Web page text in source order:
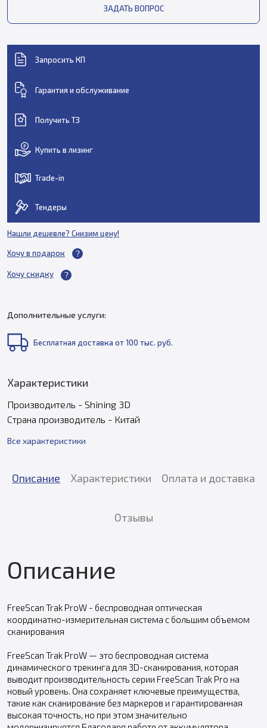
ЗАДАТЬ ВОПРОС
Запросить КП
Гарантия и обслуживание
Получить ТЗ
Купить в лизинг
Trade-in
Тендеры
Нашли дешевле? Снизим цену!
Хочу в подарок
Хочу скидку
Дополнительные услуги:
Бесплатная доставка от 100 тыс. руб.
Характеристики
Производитель - Shining 3D
Страна производитель - Китай
Все характеристики
Описание Характеристики Оплата и доставка
Отзывы
Описание
FreeScan Trak ProW - беспроводная оптическая
координатно-измерительная система с большим объeмом
сканирования
FreeScan Trak ProW — это беспроводная система
динамического трекинга для 3D-сканирования, которая
выводит производительность серии FreeScan Trak Pro на
новый уровень. Она сохраняет ключевые преимущества,
такие как сканирование без маркеров и гарантированная
высокая точность, но при этом значительно